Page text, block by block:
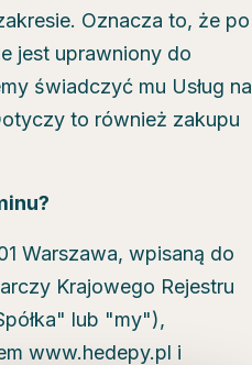
Oznacza to, że po
jest uprawniony do
świadczyć mu Usług na
to również zakupu
Warszawa, wpisaną do
Krajowego Rejestru
lub "my"),
www.hedepy.pl i